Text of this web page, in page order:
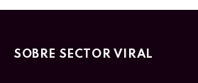
SOBRE SECTOR VIRAL